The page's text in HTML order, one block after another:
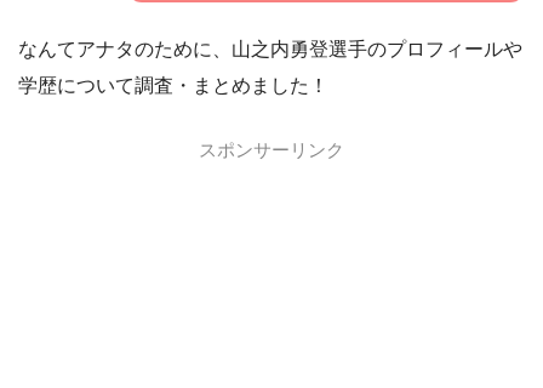
なんてアナタのために、山之内勇登選手のプロフィールや
学歴について調査・まとめました！
スポンサーリンク